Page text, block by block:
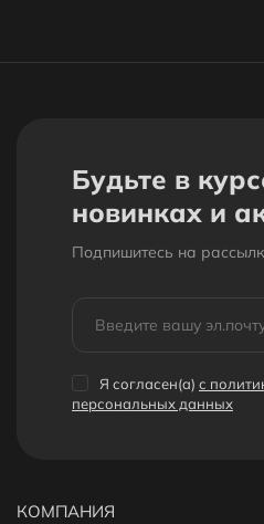
Будьте в
новинках и
Подпишитесь на
Я согласен(a) с
персональных данных
КОМПАНИЯ